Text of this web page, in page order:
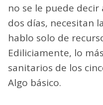
no se le puede
dos días, necesitan
hablo solo de
Ediliciamente, lo
sanitarios de los
Algo básico.